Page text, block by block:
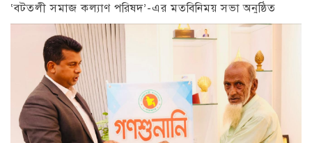
‘বটতলী সমাজ কল্যাণ পরিষদ’-এর মতবিনিময় সভা অনুষ্ঠিত
চট্টগ্রাম